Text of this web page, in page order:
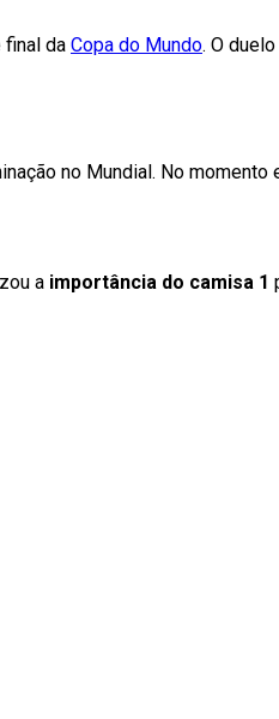
final da Copa do Mundo. O
no Mundial. No momento
a importância do camisa 1